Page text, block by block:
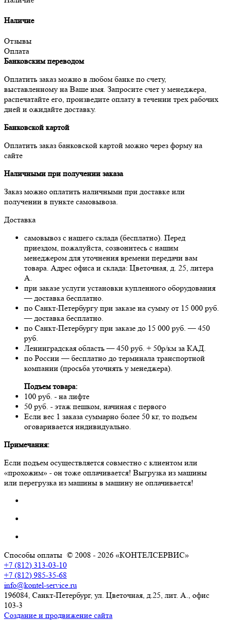
Наличие
Отзывы
Оплата
Банковским переводом
Оплатить заказ можно в любом банке по счету,
выставленному на Ваше имя. Запросите счет у менеджера,
распечатайте его, произведите оплату в течении трех рабочих
дней и ожидайте доставку.
Банковской картой
Оплатить заказ банковской картой можно через форму на
сайте
Наличными при получении заказа
Заказ можно оплатить наличными при доставке или
получении в пункте самовывоза.
Доставка
самовывоз с нашего склада (бесплатно). Перед
приездом, пожалуйста, созвонитесь с нашим
менеджером для уточнения времени передачи вам
товара. Адрес офиса и склада: Цветочная, д. 25, литера
А.
при заказе услуги установки купленного оборудования
— доставка бесплатно.
по Санкт-Петербургу при заказе на сумму от 15 000 руб.
— доставка бесплатно.
по Санкт-Петербургу при заказе до 15 000 руб. — 450
руб.
Ленинградская область — 450 руб. + 50р/км за КАД.
по России — бесплатно до терминала транспортной
компании (просьба уточнять у менеджера).
Подъем товара:
100 руб. - на лифте
50 руб. - этаж пешком, начиная с первого
Если вес 1 заказа суммарно более 50 кг, то подъем
оговаривается индивидуально.
Примечания:
Если подъем осуществляется совместно с клиентом или
«прохожим» - он тоже оплачивается! Выгрузка из машины
или перегрузка из машины в машину не оплачивается!
Способы оплаты © 2008 - 2026 «КОНТЕЛСЕРВИС»
+7 (812) 313-03-10
+7 (812) 985-35-68
info@kontel-service.ru
196084, Санкт-Петербург, ул. Цветочная, д.25, лит. А., офис
103-3
Создание и продвижение сайта